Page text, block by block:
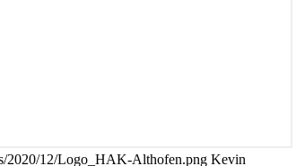
2020/12/Logo_HAK-Althofen.png Kevin